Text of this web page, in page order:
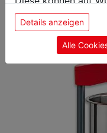
sie unsere
Einwilligung zu
Details anzeigen
Alle